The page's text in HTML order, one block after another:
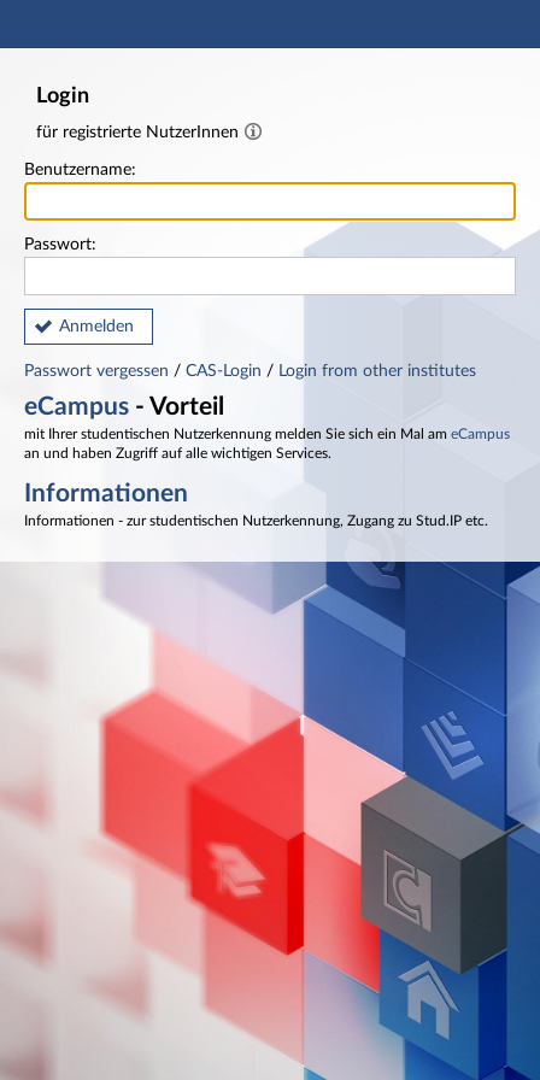
Hauptnavigation
Login
für registrierte NutzerInnen
Benutzername:
Passwort:
Anmelden
Passwort vergessen / CAS-Login / Login from other institutes
eCampus - Vorteil
mit Ihrer studentischen Nutzerkennung melden Sie sich ein Mal am eCampus
an und haben Zugriff auf alle wichtigen Services.
Informationen
Informationen - zur studentischen Nutzerkennung, Zugang zu Stud.IP etc.